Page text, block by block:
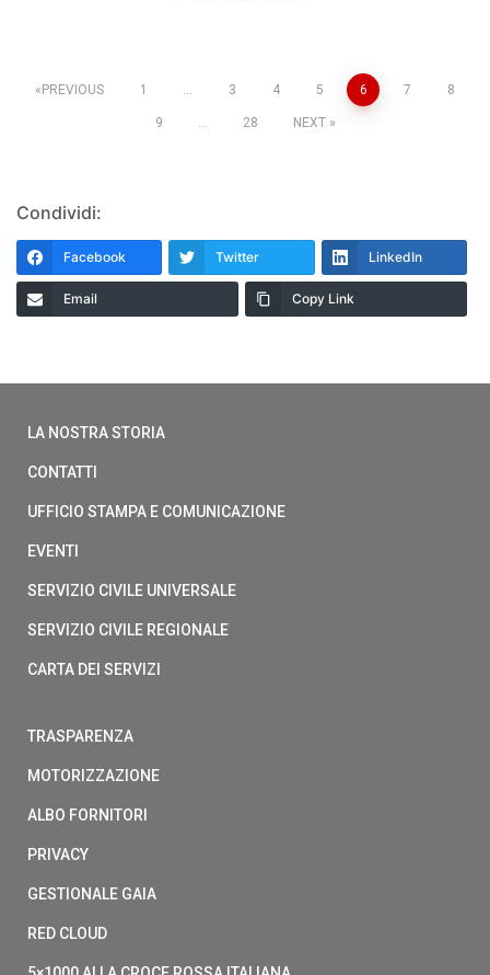
PREVIOUS 1 3 4 5 6 7 8
9 28 NEXT
Condividi:
Facebook Twitter LinkedIn
Email Copy Link
LA NOSTRA STORIA
CONTATTI
UFFICIO STAMPA E COMUNICAZIONE
EVENTI
SERVIZIO CIVILE UNIVERSALE
SERVIZIO CIVILE REGIONALE
CARTA DEI SERVIZI
TRASPARENZA
MOTORIZZAZIONE
ALBO FORNITORI
PRIVACY
GESTIONALE GAIA
RED CLOUD